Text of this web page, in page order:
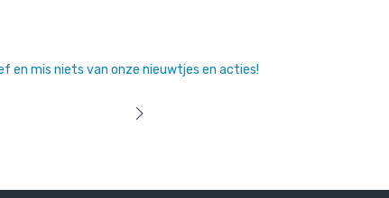
en mis niets van onze nieuwtjes en acties!